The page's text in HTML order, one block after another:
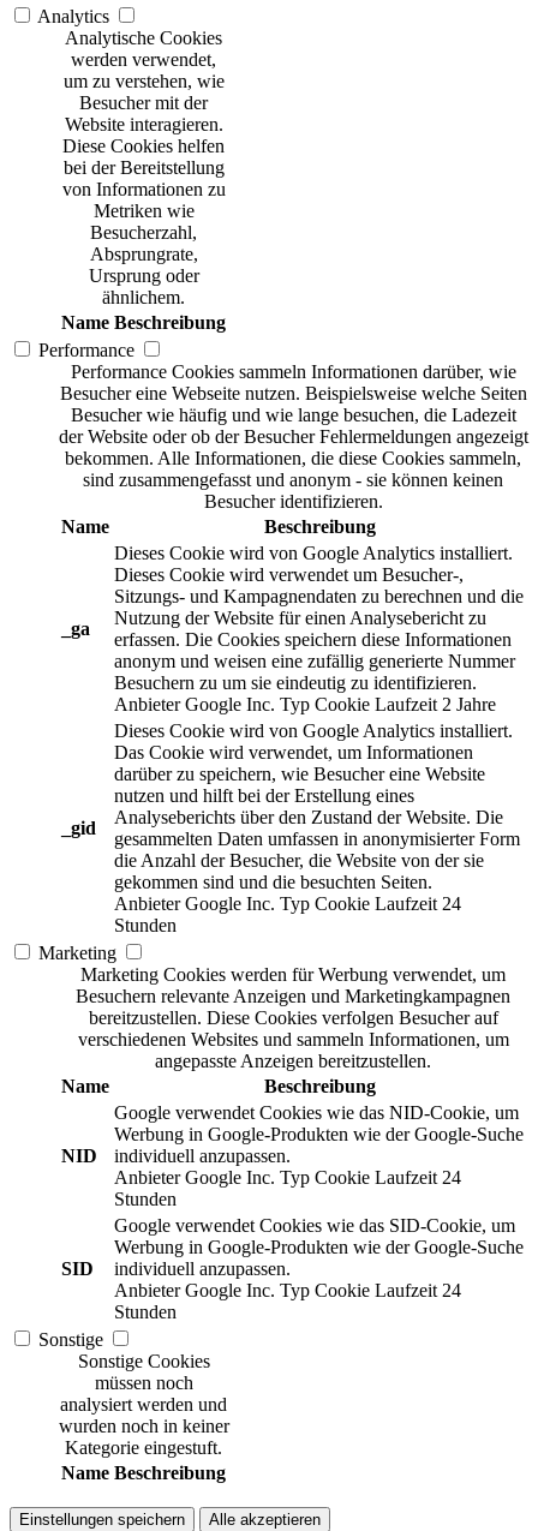
Analytics
Analytische Cookies
werden verwendet,
um zu verstehen, wie
Besucher mit der
Website interagieren.
Diese Cookies helfen
bei der Bereitstellung
von Informationen zu
Metriken wie
Besucherzahl,
Absprungrate,
Ursprung oder
ähnlichem.
Name Beschreibung
Performance
Performance Cookies sammeln Informationen darüber, wie
Besucher eine Webseite nutzen. Beispielsweise welche Seiten
Besucher wie häufig und wie lange besuchen, die Ladezeit
der Website oder ob der Besucher Fehlermeldungen angezeigt
bekommen. Alle Informationen, die diese Cookies sammeln,
sind zusammengefasst und anonym - sie können keinen
Besucher identifizieren.
Name
Beschreibung
_ga
Dieses Cookie wird von Google Analytics installiert.
Dieses Cookie wird verwendet um Besucher-,
Sitzungs- und Kampagnendaten zu berechnen und die
Nutzung der Website für einen Analysebericht zu
erfassen. Die Cookies speichern diese Informationen
anonym und weisen eine zufällig generierte Nummer
Besuchern zu um sie eindeutig zu identifizieren.
Anbieter Google Inc. Typ Cookie Laufzeit 2 Jahre
_gid
Dieses Cookie wird von Google Analytics installiert.
Das Cookie wird verwendet, um Informationen
darüber zu speichern, wie Besucher eine Website
nutzen und hilft bei der Erstellung eines
Analyseberichts über den Zustand der Website. Die
gesammelten Daten umfassen in anonymisierter Form
die Anzahl der Besucher, die Website von der sie
gekommen sind und die besuchten Seiten.
Anbieter Google Inc. Typ Cookie Laufzeit 24
Stunden
Marketing
Marketing Cookies werden für Werbung verwendet, um
Besuchern relevante Anzeigen und Marketingkampagnen
bereitzustellen. Diese Cookies verfolgen Besucher auf
verschiedenen Websites und sammeln Informationen, um
angepasste Anzeigen bereitzustellen.
Name
Beschreibung
NID
Google verwendet Cookies wie das NID-Cookie, um
Werbung in Google-Produkten wie der Google-Suche
individuell anzupassen.
Anbieter Google Inc. Typ Cookie Laufzeit 24
Stunden
SID
Google verwendet Cookies wie das SID-Cookie, um
Werbung in Google-Produkten wie der Google-Suche
individuell anzupassen.
Anbieter Google Inc. Typ Cookie Laufzeit 24
Stunden
Sonstige
Sonstige Cookies
müssen noch
analysiert werden und
wurden noch in keiner
Kategorie eingestuft.
Name Beschreibung
Einstellungen speichern Alle akzeptieren